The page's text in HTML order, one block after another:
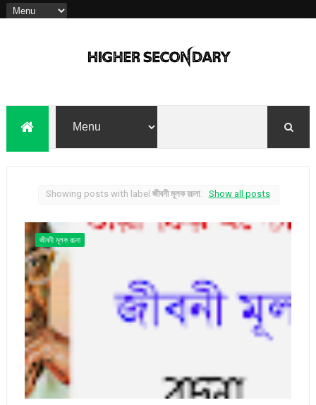
Showing posts with labelজীবনী মূলক রচনা Show all posts
জীবনী মূলক রচনা